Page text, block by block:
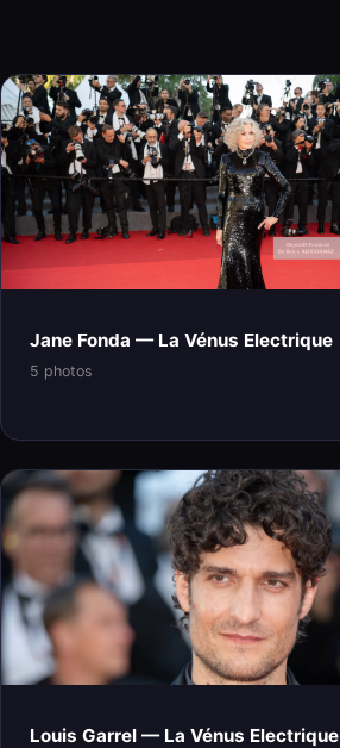
Jane Fonda — La Vénus Electrique
5 photos
Louis Garrel — La Vénus Electrique